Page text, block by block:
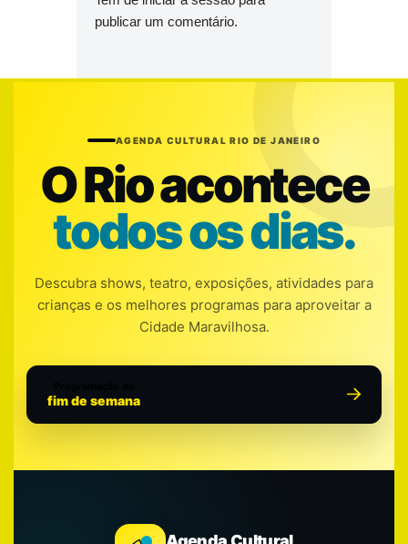
publicar um comentário.
AGENDA CULTURAL RIO DE JANEIRO
O Rio acontece
todos os dias.
Descubra shows, teatro, exposições, atividades para
crianças e os melhores programas para aproveitar a
Cidade Maravilhosa.
fim de semana